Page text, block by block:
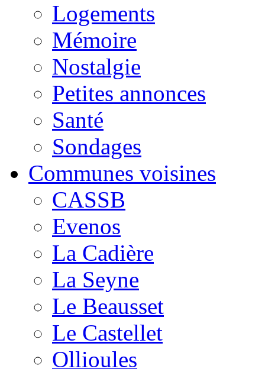
Logements
Mémoire
Nostalgie
Petites annonces
Santé
Sondages
Communes voisines
CASSB
Evenos
La Cadière
La Seyne
Le Beausset
Le Castellet
Ollioules